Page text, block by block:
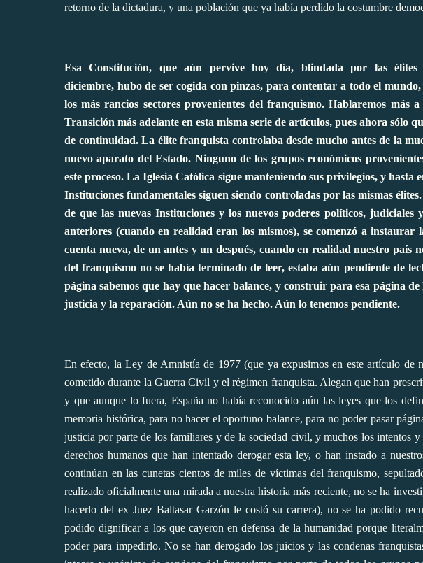
retorno de la dictadura, y una población que ya había perdido la costumbre
Esa Constitución, que aún pervive hoy día, blindada por las
diciembre, hubo de ser cogida con pinzas, para contentar a todo el mundo,
los más rancios sectores provenientes del franquismo. Hablaremos más
Transición más adelante en esta misma serie de artículos, pues ahora sólo
de continuidad. La élite franquista controlaba desde mucho antes de la
nuevo aparato del Estado. Ninguno de los grupos económicos
este proceso. La Iglesia Católica sigue manteniendo sus privilegios, y hasta
Instituciones fundamentales siguen siendo controladas por las mismas
de que las nuevas Instituciones y los nuevos poderes políticos, judiciales
anteriores (cuando en realidad eran los mismos), se comenzó a
cuenta nueva, de un antes y un después, cuando en realidad nuestro país
del franquismo no se había terminado de leer, estaba aún pendiente de
página sabemos que hay que hacer balance, y construir para esa página
justicia y la reparación. Aún no se ha hecho. Aún lo tenemos pendiente.
En efecto, la Ley de Amnistía de 1977 (que ya expusimos en este artículo de
cometido durante la Guerra Civil y el régimen franquista. Alegan que han
y que aunque lo fuera, España no había reconocido aún las leyes que los
memoria histórica, para no hacer el oportuno balance, para no poder pasar
justicia por parte de los familiares y de la sociedad civil, y muchos los intentos y
derechos humanos que han intentado derogar esta ley, o han instado a
continúan en las cunetas cientos de miles de víctimas del franquismo,
realizado oficialmente una mirada a nuestra historia más reciente, no se ha
hacerlo del ex Juez Baltasar Garzón le costó su carrera), no se ha podido
podido dignificar a los que cayeron en defensa de la humanidad porque
poder para impedirlo. No se han derogado los juicios y las condenas